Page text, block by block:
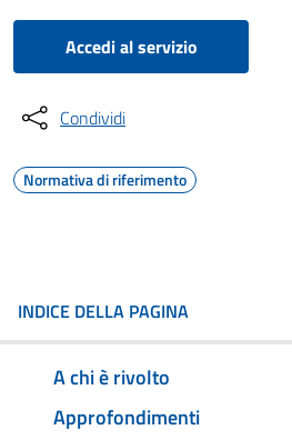
Accedi al servizio
Condividi
Normativa di riferimento
INDICE DELLA PAGINA
A chi è rivolto
Approfondimenti